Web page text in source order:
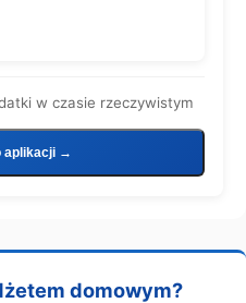
w czasie rzeczywistym
aplikacji →
domowym?